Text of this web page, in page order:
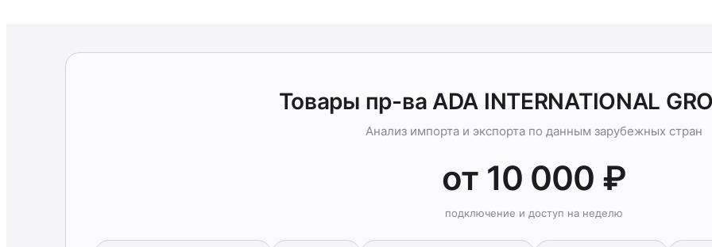
Товары пр-ва ADA INTERNATIONAL
Анализ импорта и экспорта по данным зарубежных стран
от 10 000 ₽
подключение и доступ на неделю